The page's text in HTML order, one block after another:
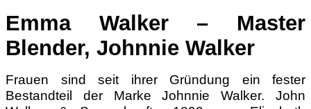
Emma Walker – Master
Blender, Johnnie Walker
Frauen sind seit ihrer Gründung ein fester
Bestandteil der Marke Johnnie Walker. John